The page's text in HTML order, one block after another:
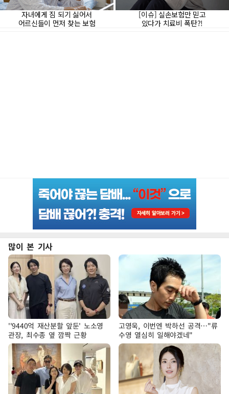
많이 본 기사
''9440억 재산분할 앞둔' 노소영
관장, 최수종 옆 깜짝 근황
고영욱, 이번엔 박하선 공격…"류
수영 열심히 일해야겠네"